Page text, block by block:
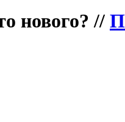
нового? //